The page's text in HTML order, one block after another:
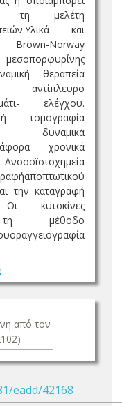
τη μελέτη
και
Norway
θεραπεία
ελέγχου.
τομογραφία
δυναμικά
χρονικά
την καταγραφή
κυτοκίνες
μέθοδο
από τον
eadd/42168